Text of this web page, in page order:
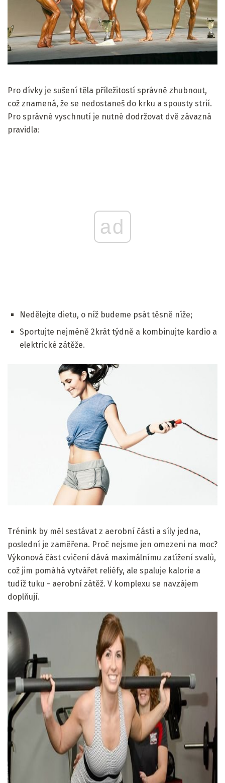
Pro dívky je sušení těla příležitostí správně zhubnout,
což znamená, že se nedostaneš do krku a spousty strií.
Pro správné vyschnutí je nutné dodržovat dvě závazná
pravidla:
ad
Nedělejte dietu, o níž budeme psát těsně níže;
Sportujte nejméně 2krát týdně a kombinujte kardio a
elektrické zátěže.
Trénink by měl sestávat z aerobní části a síly jedna,
poslední je zaměřena. Proč nejsme jen omezeni na moc?
Výkonová část cvičení dává maximálnímu zatížení svalů,
což jim pomáhá vytvářet reliéfy, ale spaluje kalorie a
tudíž tuku - aerobní zátěž. V komplexu se navzájem
doplňují.